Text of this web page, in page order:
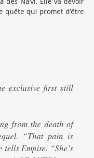
quête qui promet d’être
exclusive first still
from the death of
“That pain is
tells Empire. “She’s